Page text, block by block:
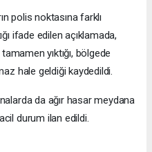
polis noktasına farklı
ifade edilen açıklamada,
yıktığı, bölgede
hale geldiği kaydedildi.
da ağır hasar meydana
durum ilan edildi.